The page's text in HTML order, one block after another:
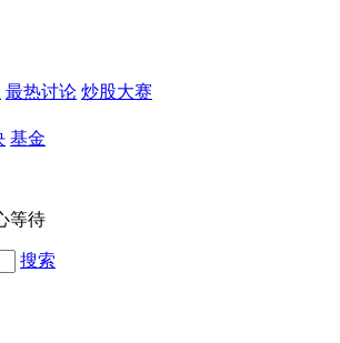
最热讨论 炒股大赛
基金
等待
搜索